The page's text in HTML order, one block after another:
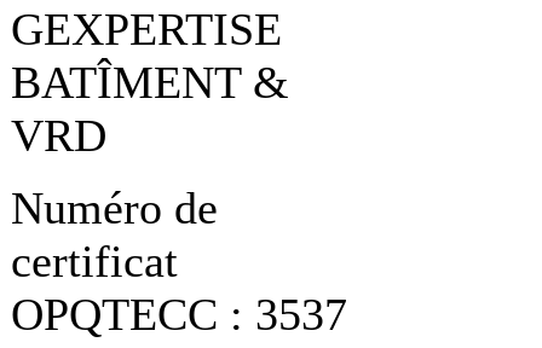
GEXPERTISE
BATÎMENT &
VRD
Numéro de
certificat
OPQTECC : 3537